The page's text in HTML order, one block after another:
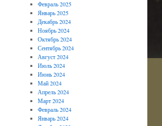
Февраль 2025
Январь 2025
Декабрь 2024
Ноябрь 2024
Октябрь 2024
Сентябрь 2024
Август 2024
Июль 2024
Июнь 2024
Май 2024
Апрель 2024
Март 2024
Февраль 2024
Январь 2024